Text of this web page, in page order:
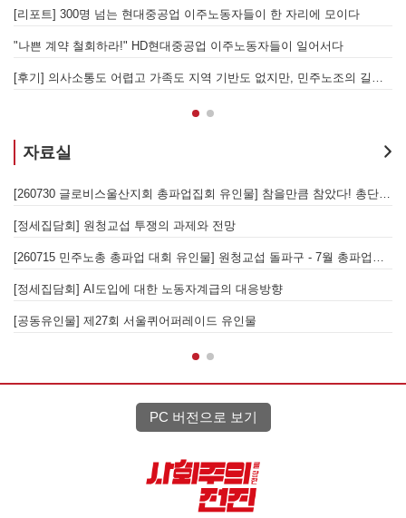
중공업 이주노동자들이 한 자리에 모이다
현대중공업 이주노동자들이 일어서다
[후기] 의사소통도 어렵고 가족도 지역 기반도 없지만, 민주노조의 길이 옳기에 투쟁하는 이주노동자 [발언] 노동절, 우리는 끓어
자료실
[260730 글로비스울산지회 총파업집회 유인물] 참을만큼 참았다! 총단결-총파업으로 모든 노동자의 고용보장과 원청교섭 쟁취하
쟁의 과제와 전망
[260715 민주노총 총파업 대회 유인물] 원청교섭 돌파구 - 7월 총파업에 이은 이재명정부에 맞선 대정부 투쟁!
한 노동자계급의 대응방향
퀴어퍼레이드 유인물
[정세집담회] 613 발전노
PC 버전으로 보기